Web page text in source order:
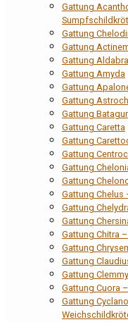
Gattung
Gattung
Gattung
Gattung
Gattung Amyda
Gattung
Gattung
Gattung Batagur
Gattung Caretta
Gattung
Gattung
Gattung
Gattung
Gattung Chelus
Gattung
Gattung
Gattung Chitra
Gattung
Gattung
Gattung
Gattung Cuora
Gattung